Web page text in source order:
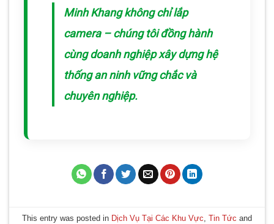
Minh Khang không chỉ lắp
camera – chúng tôi đồng hành
cùng doanh nghiệp xây dựng hệ
thống an ninh vững chắc và
chuyên nghiệp.
This entry was posted in Dịch Vụ Tại Các Khu Vực, Tin Tức and